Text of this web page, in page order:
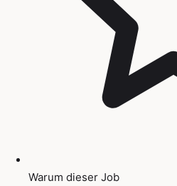
Warum dieser Job